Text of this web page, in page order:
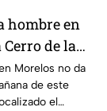
unidades.
hombre en
de la
Morelos no da
de este
el